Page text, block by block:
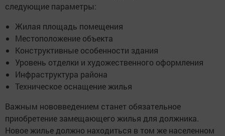
следующие параметры:
Жилая площадь помещения
Местоположение объекта
Конструктивные особенности здания
Уровень отделки и художественного оформления
Инфраструктура района
Техническое оснащение жилья
Важным нововведением станет обязательное
приобретение замещающего жилья для должника.
Новое жилье должно находиться в том же населенном